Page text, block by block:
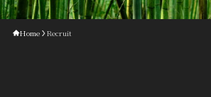
Home Recruit